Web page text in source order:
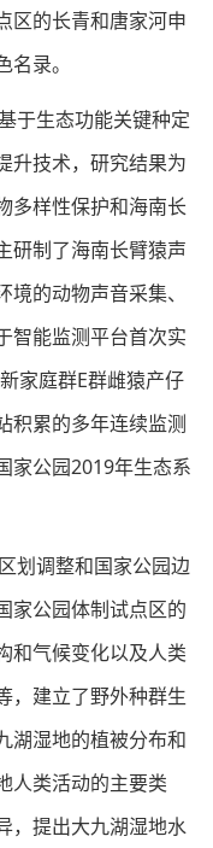
区的长青和唐家河申
录。
于生态功能关键种定
升技术，研究结果为
多样性保护和海南长
研制了海南长臂猿声
的动物声音采集、
智能监测平台首次实
家庭群E群雌猿产仔
积累的多年连续监测
家公园2019年生态系
划调整和国家公园边
家公园体制试点区的
和气候变化以及人类
，建立了野外种群生
湖湿地的植被分布和
人类活动的主要类
，提出大九湖湿地水